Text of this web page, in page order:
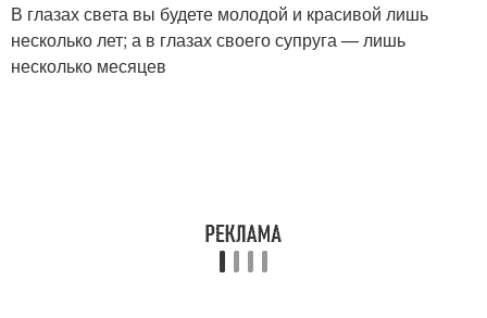
В глазах света вы будете молодой и красивой лишь
несколько лет; а в глазах своего супруга — лишь
несколько месяцев